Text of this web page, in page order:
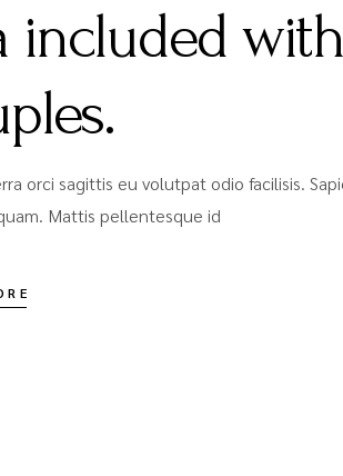
included
orci sagittis eu volutpat odio facilisis.
Mattis pellentesque id